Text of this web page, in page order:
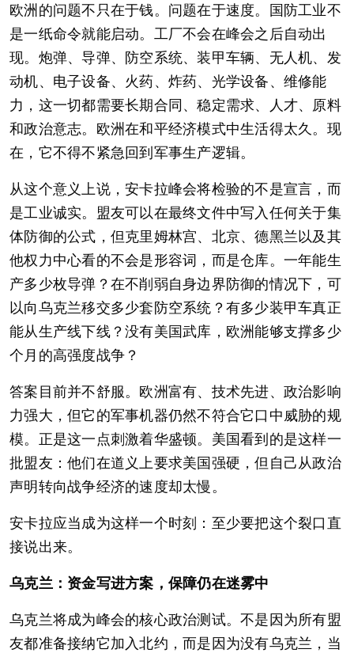
欧洲的问题不只在于钱。问题在于速度。国防工业不
是一纸命令就能启动。工厂不会在峰会之后自动出
现。炮弹、导弹、防空系统、装甲车辆、无人机、发
动机、电子设备、火药、炸药、光学设备、维修能
力，这一切都需要长期合同、稳定需求、人才、原料
和政治意志。欧洲在和平经济模式中生活得太久。现
在，它不得不紧急回到军事生产逻辑。
从这个意义上说，安卡拉峰会将检验的不是宣言，而
是工业诚实。盟友可以在最终文件中写入任何关于集
体防御的公式，但克里姆林宫、北京、德黑兰以及其
他权力中心看的不会是形容词，而是仓库。一年能生
产多少枚导弹？在不削弱自身边界防御的情况下，可
以向乌克兰移交多少套防空系统？有多少装甲车真正
能从生产线下线？没有美国武库，欧洲能够支撑多少
个月的高强度战争？
答案目前并不舒服。欧洲富有、技术先进、政治影响
力强大，但它的军事机器仍然不符合它口中威胁的规
模。正是这一点刺激着华盛顿。美国看到的是这样一
批盟友：他们在道义上要求美国强硬，但自己从政治
声明转向战争经济的速度却太慢。
安卡拉应当成为这样一个时刻：至少要把这个裂口直
接说出来。
乌克兰：资金写进方案，保障仍在迷雾中
乌克兰将成为峰会的核心政治测试。不是因为所有盟
友都准备接纳它加入北约，而是因为没有乌克兰，当